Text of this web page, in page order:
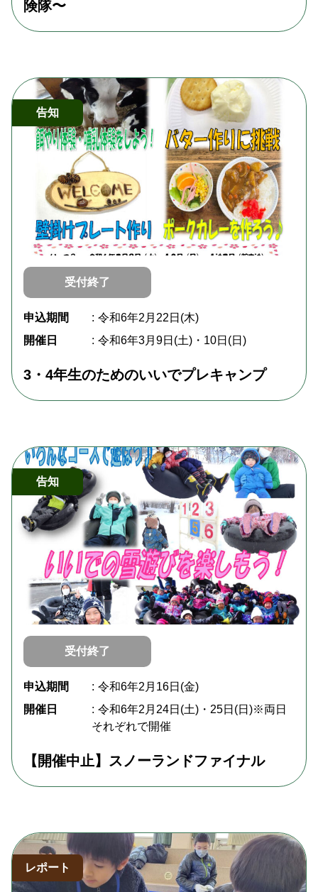
険隊〜
告知
受付終了
申込期間
令和6年2月22日(木)
開催日
令和6年3月9日(土)・10日(日)
3・4年生のためのいいでプレキャンプ
告知
受付終了
申込期間
令和6年2月16日(金)
開催日
令和6年2月24日(土)・25日(日)※両日
それぞれで開催
【開催中止】スノーランドファイナル
レポート